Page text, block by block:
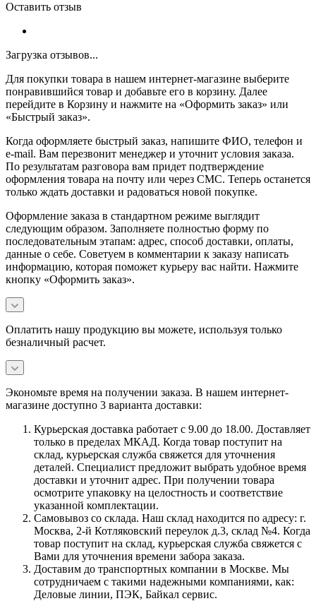
Оставить отзыв
Загрузка отзывов...
Для покупки товара в нашем интернет-магазине выберите
понравившийся товар и добавьте его в корзину. Далее
перейдите в Корзину и нажмите на «Оформить заказ» или
«Быстрый заказ».
Когда оформляете быстрый заказ, напишите ФИО, телефон и
e-mail. Вам перезвонит менеджер и уточнит условия заказа.
По результатам разговора вам придет подтверждение
оформления товара на почту или через СМС. Теперь останется
только ждать доставки и радоваться новой покупке.
Оформление заказа в стандартном режиме выглядит
следующим образом. Заполняете полностью форму по
последовательным этапам: адрес, способ доставки, оплаты,
данные о себе. Советуем в комментарии к заказу написать
информацию, которая поможет курьеру вас найти. Нажмите
кнопку «Оформить заказ».
Оплатить нашу продукцию вы можете, используя только
безналичный расчет.
Экономьте время на получении заказа. В нашем интернет-
магазине доступно 3 варианта доставки:
Курьерская доставка работает с 9.00 до 18.00. Доставляет
только в пределах МКАД. Когда товар поступит на
склад, курьерская служба свяжется для уточнения
деталей. Специалист предложит выбрать удобное время
доставки и уточнит адрес. При получении товара
осмотрите упаковку на целостность и соответствие
указанной комплектации.
Самовывоз со склада. Наш склад находится по адресу: г.
Москва, 2-й Котляковский переулок д.3, склад №4. Когда
товар поступит на склад, курьерская служба свяжется с
Вами для уточнения времени забора заказа.
Доставим до транспортных компании в Москве. Мы
сотрудничаем с такими надежными компаниями, как:
Деловые линии, ПЭК, Байкал сервис.